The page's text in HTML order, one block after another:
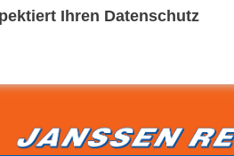
Ihren Datenschutz